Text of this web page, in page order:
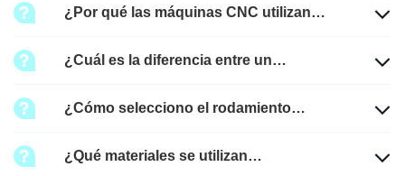
¿Por qué las máquinas CNC utilizan
¿Cuál es la diferencia entre un
rodamiento YRT?
¿Cómo selecciono el rodamiento
¿Qué materiales se utilizan